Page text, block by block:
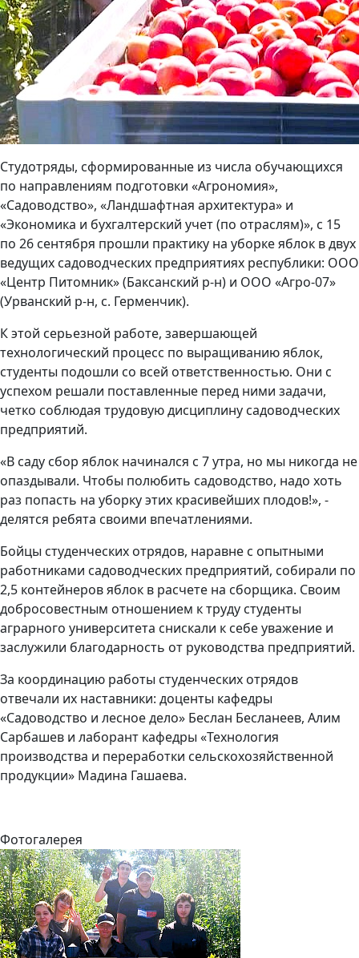
Студотряды, сформированные из числа обучающихся
по направлениям подготовки «Агрономия»,
«Садоводство», «Ландшафтная архитектура» и
«Экономика и бухгалтерский учет (по отраслям)», с 15
по 26 сентября прошли практику на уборке яблок в двух
ведущих садоводческих предприятиях республики: ООО
«Центр Питомник» (Баксанский р-н) и ООО «Агро-07»
(Урванский р-н, с. Герменчик).
К этой серьезной работе, завершающей
технологический процесс по выращиванию яблок,
студенты подошли со всей ответственностью. Они с
успехом решали поставленные перед ними задачи,
четко соблюдая трудовую дисциплину садоводческих
предприятий.
«В саду сбор яблок начинался с 7 утра, но мы никогда не
опаздывали. Чтобы полюбить садоводство, надо хоть
раз попасть на уборку этих красивейших плодов!», -
делятся ребята своими впечатлениями.
Бойцы студенческих отрядов, наравне с опытными
работниками садоводческих предприятий, собирали по
2,5 контейнеров яблок в расчете на сборщика. Своим
добросовестным отношением к труду студенты
аграрного университета снискали к себе уважение и
заслужили благодарность от руководства предприятий.
За координацию работы студенческих отрядов
отвечали их наставники: доценты кафедры
«Садоводство и лесное дело» Беслан Бесланеев, Алим
Сарбашев и лаборант кафедры «Технология
производства и переработки сельскохозяйственной
продукции» Мадина Гашаева.
Фотогалерея